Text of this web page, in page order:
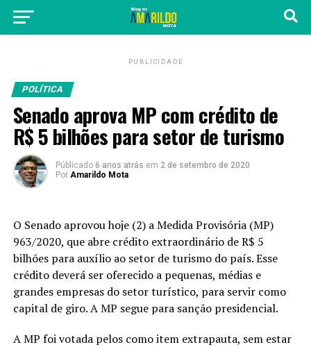
PUBLICIDADE
POLÍTICA
Senado aprova MP com crédito de
R$ 5 bilhões para setor de turismo
Públicado 6 anos atrás em 2 de setembro de 2020
Por Amarildo Mota
O Senado aprovou hoje (2) a Medida Provisória (MP)
963/2020, que abre crédito extraordinário de R$ 5
bilhões para auxílio ao setor de turismo do país. Esse
crédito deverá ser oferecido a pequenas, médias e
grandes empresas do setor turístico, para servir como
capital de giro. A MP segue para sanção presidencial.
A MP foi votada pelos como item extrapauta, sem estar